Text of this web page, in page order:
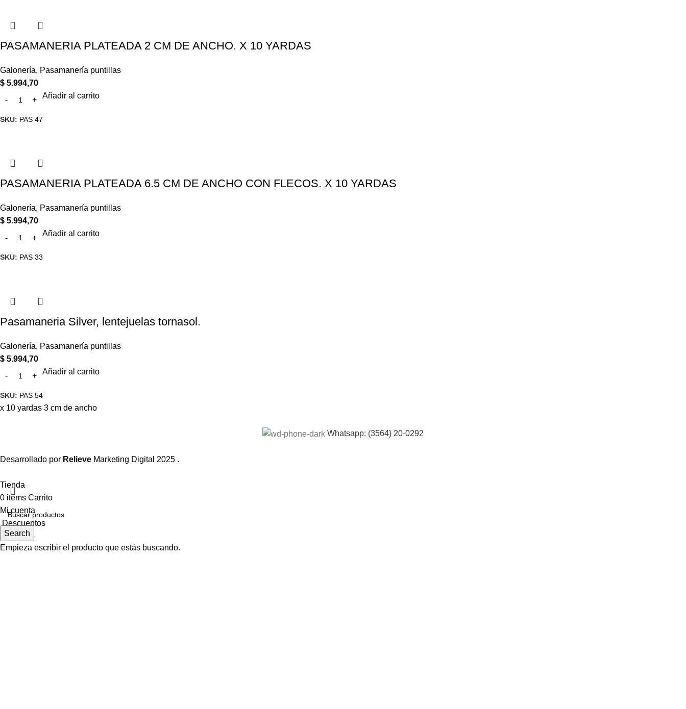
PASAMANERIA PLATEADA 2 CM DE ANCHO. X 10 YARDAS
Galonería, Pasamanería puntillas
$ 5.994,70
Añadir al carrito
SKU: PAS 47
PASAMANERIA PLATEADA 6.5 CM DE ANCHO CON FLECOS. X 10 YARDAS
Galonería, Pasamanería puntillas
$ 5.994,70
Añadir al carrito
SKU: PAS 33
Pasamaneria Silver, lentejuelas tornasol.
Galonería, Pasamanería puntillas
$ 5.994,70
Añadir al carrito
SKU: PAS 54
x 10 yardas 3 cm de ancho
Whatsapp: (3564) 20-0292
Desarrollado por Relieve Marketing Digital 2025 .
Search
Empieza escribir el producto que estás buscando.
Tienda
0 items Carrito
Mi cuenta
Descuentos
Contacto